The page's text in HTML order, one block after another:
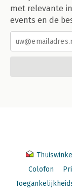
met relevante
events en de
Colofon